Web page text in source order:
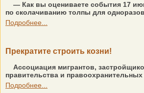
— Как вы оцениваете события 17
по сколачиванию толпы для
Подробнее...
Прекратите строить козни!
Ассоциация мигрантов,
правительства и
Подробнее...